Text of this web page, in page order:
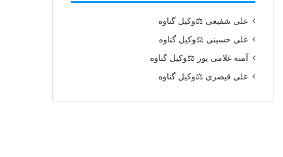
علی شفیعی ⚖️وکیل گناوه
علی حسینی ⚖️وکیل گناوه
آمنه غلامی پور ⚖️وکیل گناوه
علی قیصری ⚖️وکیل گناوه